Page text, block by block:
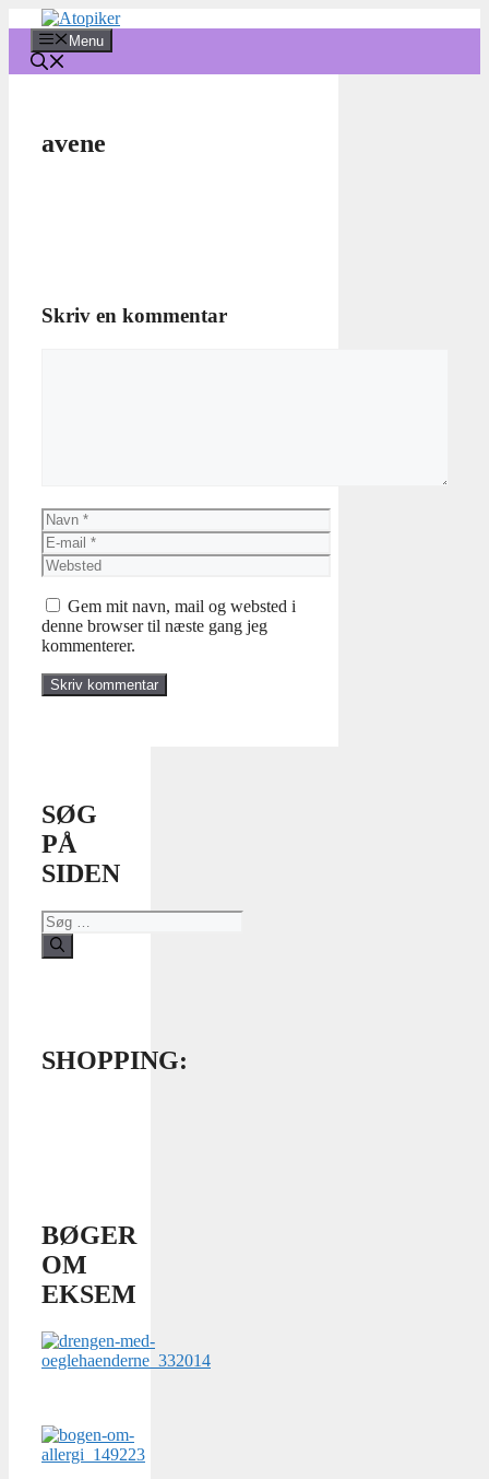
indhold
Menu
avene
Skriv en kommentar
Navn
E-
mail
Websted
Gem mit navn, mail og websted i
denne browser til næste gang jeg
kommenterer.
SØG
PÅ
SIDEN
Søg
efter:
SHOPPING:
BØGER
OM
EKSEM